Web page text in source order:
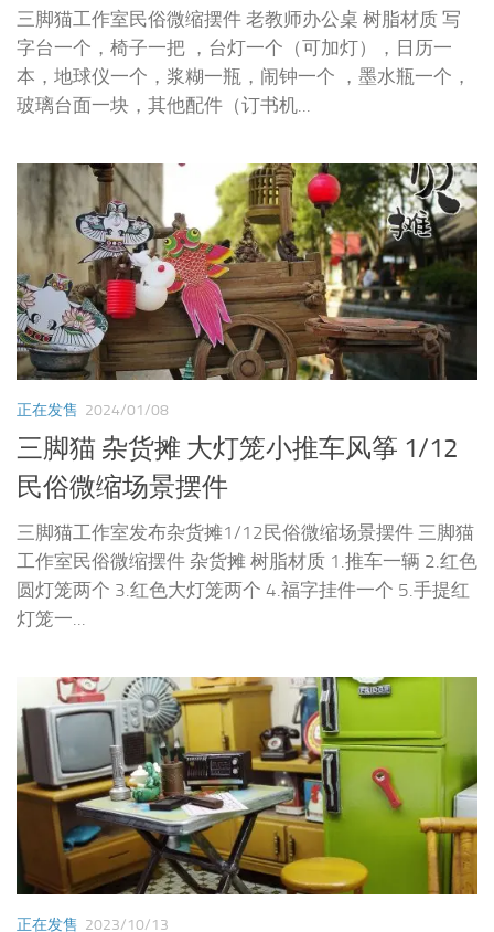
三脚猫工作室民俗微缩摆件 老教师办公桌 树脂材质 写
字台一个，椅子一把 ，台灯一个（可加灯），日历一
本，地球仪一个，浆糊一瓶，闹钟一个 ，墨水瓶一个，
玻璃台面一块，其他配件（订书机...
正在发售 2024/01/08
三脚猫 杂货摊 大灯笼小推车风筝 1/12
民俗微缩场景摆件
三脚猫工作室发布杂货摊1/12民俗微缩场景摆件 三脚猫
工作室民俗微缩摆件 杂货摊 树脂材质 1.推车一辆 2.红色
圆灯笼两个 3.红色大灯笼两个 4.福字挂件一个 5.手提红
灯笼一...
正在发售 2023/10/13